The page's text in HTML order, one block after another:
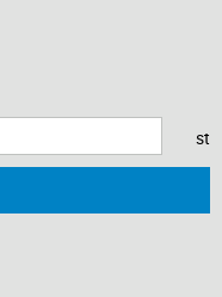
st